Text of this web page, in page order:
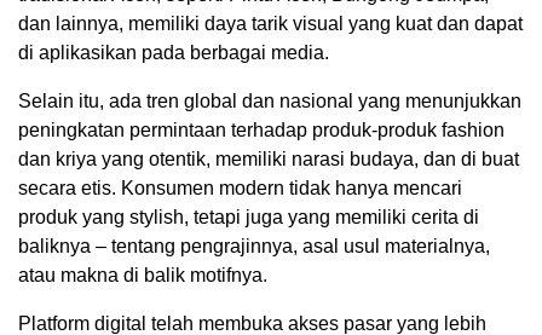
dan lainnya, memiliki daya tarik visual yang kuat dan dapat
di aplikasikan pada berbagai media.
Selain itu, ada tren global dan nasional yang menunjukkan
peningkatan permintaan terhadap produk-produk fashion
dan kriya yang otentik, memiliki narasi budaya, dan di buat
secara etis. Konsumen modern tidak hanya mencari
produk yang stylish, tetapi juga yang memiliki cerita di
baliknya – tentang pengrajinnya, asal usul materialnya,
atau makna di balik motifnya.
Platform digital telah membuka akses pasar yang lebih